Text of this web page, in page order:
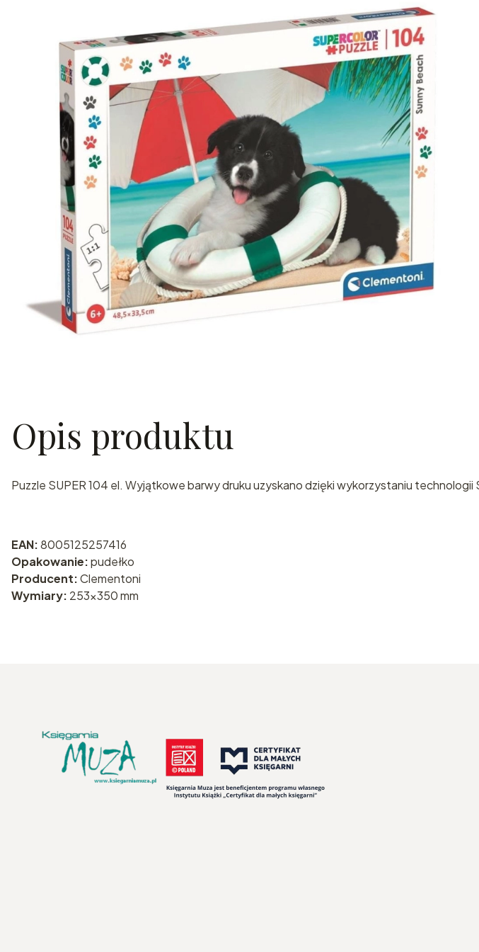
Opis produktu
Puzzle SUPER 104 el. Wyjątkowe barwy druku uzyskano dzięki wykorzystaniu technologii
EAN:8005125257416
Opakowanie:pudełko
Producent:Clementoni
Wymiary: 253x350 mm